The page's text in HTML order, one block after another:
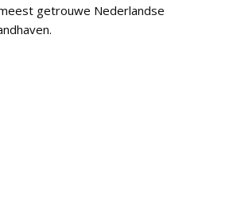
getrouwe Nederlandse